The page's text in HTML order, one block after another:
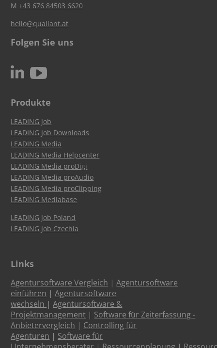
M+43 676 84503 6620
hello@qualiant.at
Folgen Sie uns
N c
Produkte
LEADING Job
LEADING Job Downloads
LEADING Media
LEADING Media Helpcenter
LEADING Media proDigi
LEADING Media proAudio
LEADING Media proClipping
LEADING Mediabase
LEADING Job Poland
LEADING Job Czechia
Links
Agentursoftware Vergleich |Agentursoftware
einführen |Agentursoftware
wechseln |Agentursoftware &
Projektmanagement | Software für Zeiterfassung -
Anbietervergleich | Controlling für
Agenturen | Software für